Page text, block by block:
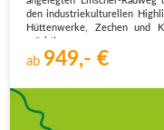
den industriekulturellen
Hüttenwerke, Zechen und
ab 949,- €